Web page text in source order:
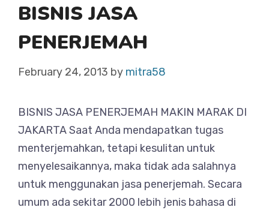
BISNIS JASA
PENERJEMAH
February 24, 2013 by mitra58
BISNIS JASA PENERJEMAH MAKIN MARAK DI
JAKARTA Saat Anda mendapatkan tugas
menterjemahkan, tetapi kesulitan untuk
menyelesaikannya, maka tidak ada salahnya
untuk menggunakan jasa penerjemah. Secara
umum ada sekitar 2000 lebih jenis bahasa di